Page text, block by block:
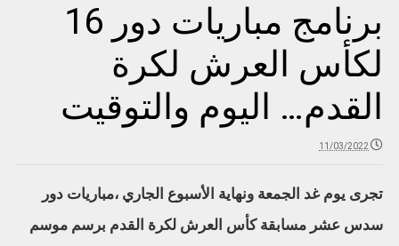
برنامج مباريات دور 16
لكأس العرش لكرة
القدم… اليوم والتوقيت
11/03/2022
تجرى يوم غد الجمعة ونهاية الأسبوع الجاري ،مباريات دور
سدس عشر مسابقة كأس العرش لكرة القدم برسم موسم